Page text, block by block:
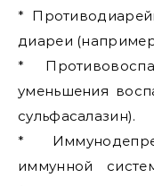
*
диареи
*
уменьшения
сульфасалазин).
*
иммунной